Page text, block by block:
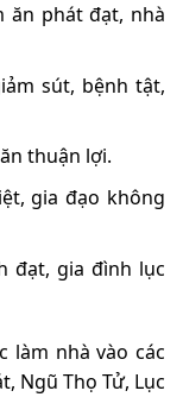
ăn phát đạt, nhà
sút, bệnh tật,
thuận lợi.
gia đạo không
đạt, gia đình lục
làm nhà vào các
Ngũ Thọ Tử, Lục